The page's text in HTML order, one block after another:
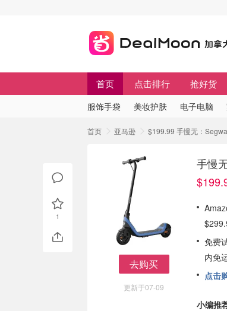
首页 点击排行 抢好货
服饰手袋 美妆护肤 电子电脑
首页 亚马逊 $199.99 手慢无：
去购买
更新于07-09
手慢
免费
内免
点击
小编推
1